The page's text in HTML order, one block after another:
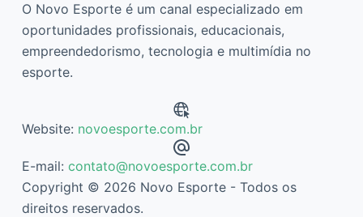
O Novo Esporte é um canal especializado em
oportunidades profissionais, educacionais,
empreendedorismo, tecnologia e multimídia no
esporte.
Website: novoesporte.com.br
E-mail: contato@novoesporte.com.br
Copyright © 2026 Novo Esporte - Todos os
direitos reservados.